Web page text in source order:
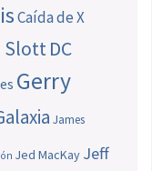
Caída de X
SlottDC
Gerry
James
Jed MacKay Jeff